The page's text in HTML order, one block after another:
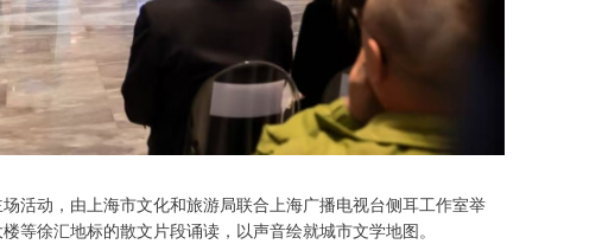
活动，由上海市文化和旅游局联合上海广播电视台侧耳工作室举
等徐汇地标的散文片段诵读，以声音绘就城市文学地图。